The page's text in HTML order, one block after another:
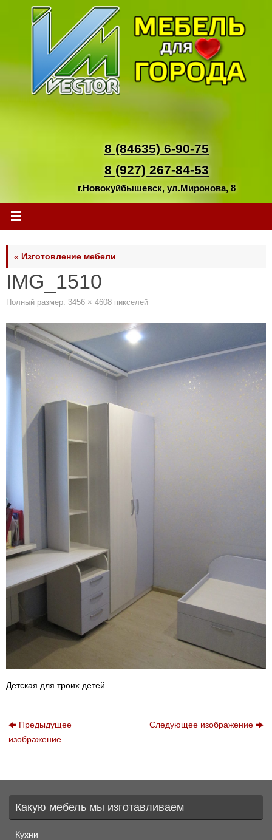
Перейти
8 (84635) 6-90-75
8 (927) 267-84-53
г.Новокуйбышевск, ул.Миронова, 8
« Изготовление мебели
IMG_1510
Полный размер: 3456 × 4608 пикселей
Детская для троих детей
Предыдущее
изображение
Следующее изображение
Какую мебель мы изготавливаем
Кухни